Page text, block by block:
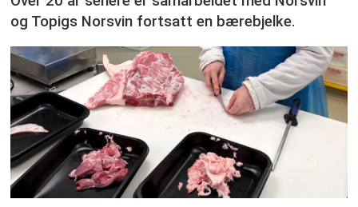
og Topigs Norsvin fortsatt en bærebjelke.